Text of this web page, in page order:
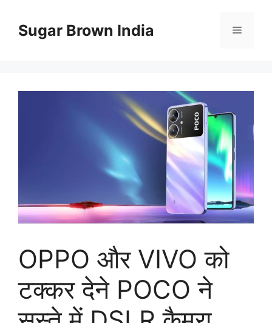
contentSugar Brown India Menu
OPPO और VIVO को
टक्कर देने POCO ने